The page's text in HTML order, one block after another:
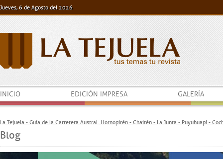
Jueves, 6 de Agosto del 2026
INICIO EDICIÓN IMPRESA GALERÍA
La Tejuela - Guía de la Carretera Austral: Hornopirén - Chaitén - La Junta - Puyuhuapi -
Blog